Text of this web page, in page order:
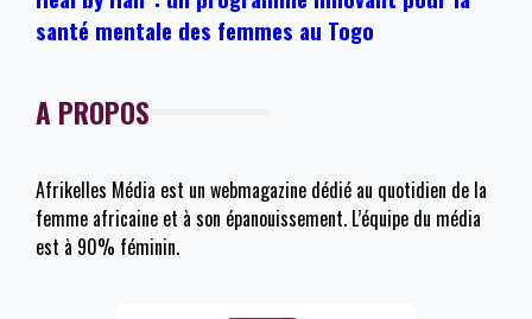
santé mentale des femmes au Togo
A PROPOS
Afrikelles Média est un webmagazine dédié au quotidien de la
femme africaine et à son épanouissement. L’équipe du média
est à 90% féminin.